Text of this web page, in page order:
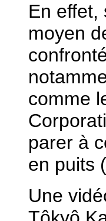
En effet,
moyen
comme
parer à
en puits
Une